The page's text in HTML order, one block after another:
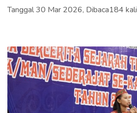
Tanggal 30 Mar 2026, Dibaca184 kali